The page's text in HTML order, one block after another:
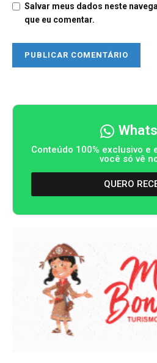
Salvar meus dados neste
que eu comentar.
Conteúdo 100% exclusivo e
você só vê
QUERO